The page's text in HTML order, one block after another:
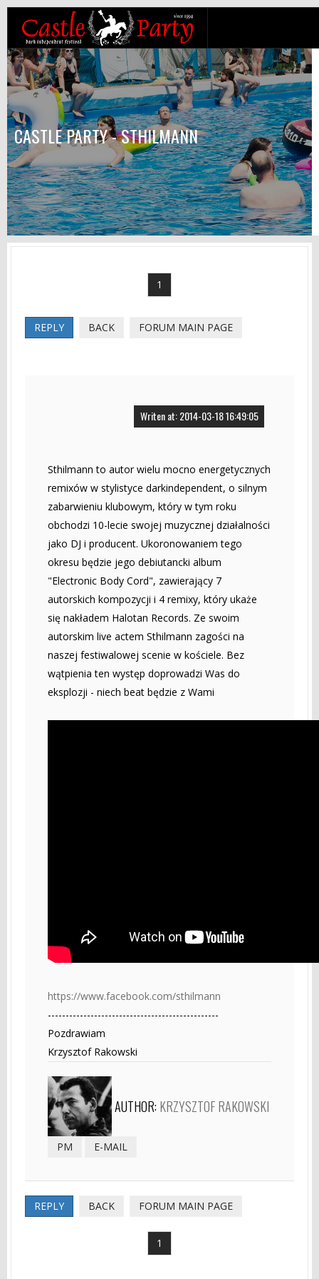
CASTLE PARTY - STHILMANN
1
REPLY BACK FORUM MAIN PAGE
Writen at: 2014-03-18 16:49:05
Sthilmann to autor wielu mocno energetycznych
remixów w stylistyce darkindependent, o silnym
zabarwieniu klubowym, który w tym roku
obchodzi 10-lecie swojej muzycznej działalności
jako DJ i producent. Ukoronowaniem tego
okresu będzie jego debiutancki album
"Electronic Body Cord", zawierający 7
autorskich kompozycji i 4 remixy, który ukaże
się nakładem Halotan Records. Ze swoim
autorskim live actem Sthilmann zagości na
naszej festiwalowej scenie w kościele. Bez
wątpienia ten występ doprowadzi Was do
eksplozji - niech beat będzie z Wami
https://www.facebook.com/sthilmann
------------------------------------------------
Pozdrawiam
Krzysztof Rakowski
AUTHOR: KRZYSZTOF RAKOWSKI
PM E-MAIL
REPLY BACK FORUM MAIN PAGE
1